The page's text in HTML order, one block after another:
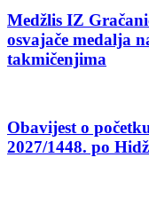
Medžlis IZ
osvajače medalja
takmičenjima
Obavijest o
2027/1448. po